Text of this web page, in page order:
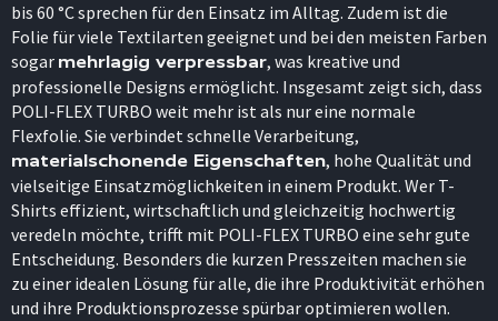
bis 60 °C sprechen für den Einsatz im Alltag. Zudem ist die
Folie für viele Textilarten geeignet und bei den meisten Farben
sogar mehrlagig verpressbar, was kreative und
professionelle Designs ermöglicht. Insgesamt zeigt sich, dass
POLI-FLEX TURBO weit mehr ist als nur eine normale
Flexfolie. Sie verbindet schnelle Verarbeitung,
materialschonende Eigenschaften, hohe Qualität und
vielseitige Einsatzmöglichkeiten in einem Produkt. Wer T-
Shirts effizient, wirtschaftlich und gleichzeitig hochwertig
veredeln möchte, trifft mit POLI-FLEX TURBO eine sehr gute
Entscheidung. Besonders die kurzen Presszeiten machen sie
zu einer idealen Lösung für alle, die ihre Produktivität erhöhen
und ihre Produktionsprozesse spürbar optimieren wollen.